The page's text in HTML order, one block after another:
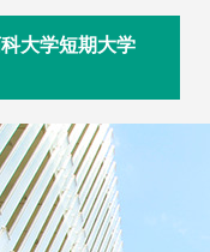
大学短期大学